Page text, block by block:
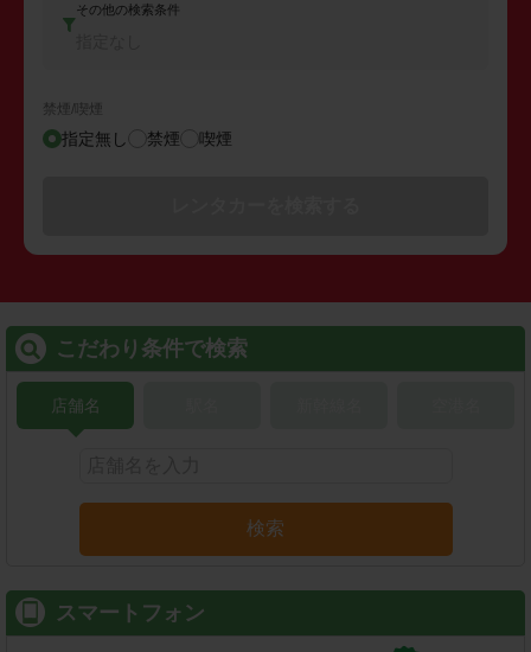
その他の検索条件
禁煙/喫煙
指定無し 禁煙 喫煙
こだわり条件で検索
店舗名
検索
スマートフォン